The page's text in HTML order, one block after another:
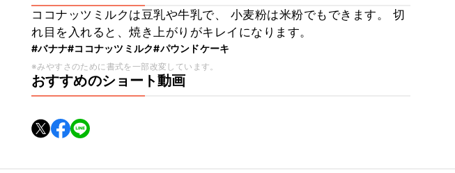
ココナッツミルクは豆乳や牛乳で、 小麦粉は米粉でもできます。 切
れ目を入れると、焼き上がりがキレイになります。
#バナナ#ココナッツミルク#パウンドケーキ
※みやすさのために書式を一部改変しています。
おすすめのショート動画